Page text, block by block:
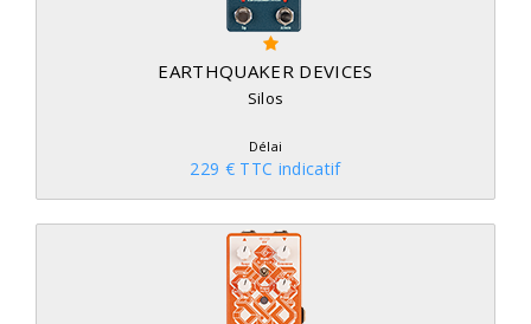
EARTHQUAKER DEVICES
Silos
Délai
229 € TTC indicatif